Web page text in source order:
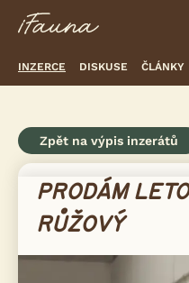
INZERCE DISKUSE ČLÁNKY
Zpět na výpis inzerátů
PRODÁM
RŮŽOVÝ